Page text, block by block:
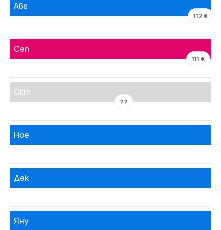
Авг
112 €
Сеп
111 €
Окт
??
Ное
Дек
Яну